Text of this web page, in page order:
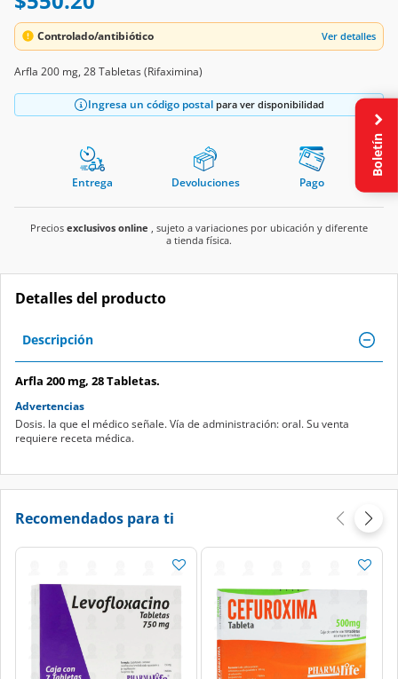
Controlado/antibiótico Ver detalles
Arfla 200 mg, 28 Tabletas (Rifaximina)
Ingresa un código postal para ver disponibilidad
Entrega Devoluciones Pago
Precios exclusivos online , sujeto a variaciones por ubicación y diferente
a tienda física.
Detalles del producto
Descripción
Arfla 200 mg, 28 Tabletas.
Advertencias
Dosis. la que el médico señale. Vía de administración: oral. Su venta
requiere receta médica.
Recomendados para ti
Boletín